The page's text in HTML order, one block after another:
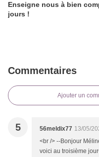
Enseigne nous à bien
jours !
Commentaires
Ajouter un
5 56meldix77 13/05/
<br /> --Bonjour
voici au troisième